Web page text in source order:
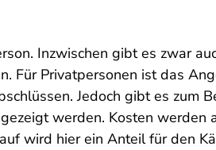
Inzwischen gibt es zwar
Für Privatpersonen ist das
Jedoch gibt es zum
werden. Kosten werden
wird hier ein Anteil für den